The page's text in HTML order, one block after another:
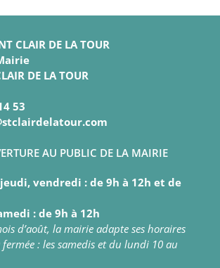
CLAIR DE LA TOUR
DE LA TOUR
53
AU PUBLIC DE LA MAIRIE
vendredi : de 9h à 12h et de
: de 9h à 12h
d’août, la mairie adapte ses horaires
fermée : les samedis et du lundi 10 au